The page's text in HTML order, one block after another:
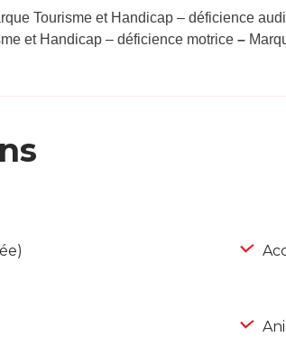
Tourisme et Handicap – déficience
et Handicap – déficience motrice –